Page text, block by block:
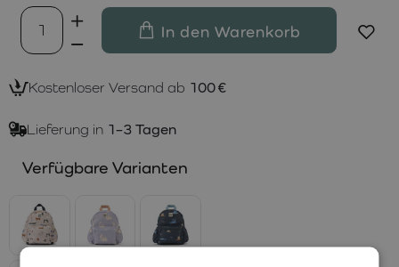
In den Warenkorb
Kostenloser Versand ab 100 €
Lieferung in 1–3 Tagen
Verfügbare Varianten